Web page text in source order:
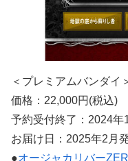
＜プレミアムバンダイ
価格：22,000円(税込)
予約受付終了：2024年
お届け日：2025年2月
●オージャカリバー